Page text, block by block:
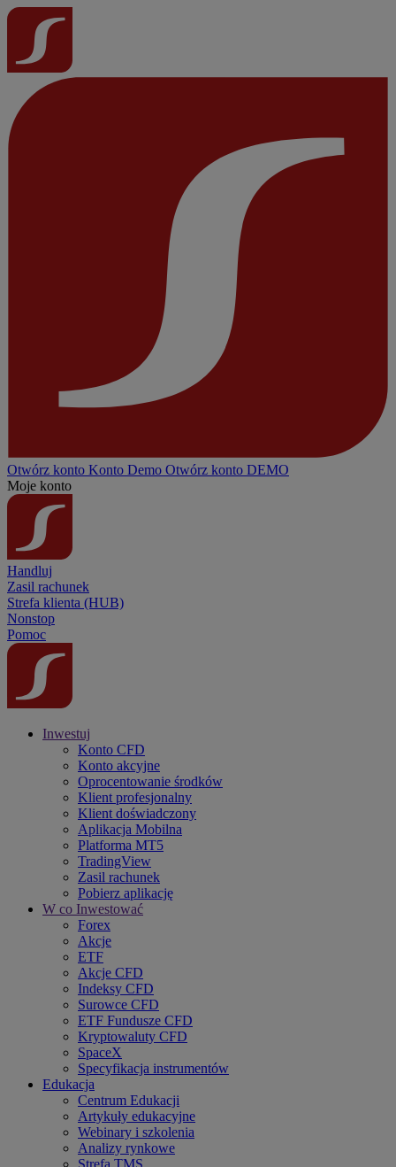
Otwórz konto Konto Demo Otwórz konto DEMO
Moje konto
Handluj
Zasil rachunek
Strefa klienta (HUB)
Nonstop
Pomoc
Inwestuj
Konto CFD
Konto akcyjne
Oprocentowanie środków
Klient profesjonalny
Klient doświadczony
Aplikacja Mobilna
Platforma MT5
TradingView
Zasil rachunek
Pobierz aplikację
W co Inwestować
Forex
Akcje
ETF
Akcje CFD
Indeksy CFD
Surowce CFD
ETF Fundusze CFD
Kryptowaluty CFD
SpaceX
Specyfikacja instrumentów
Edukacja
Centrum Edukacji
Artykuły edukacyjne
Webinary i szkolenia
Analizy rynkowe
Strefa TMS